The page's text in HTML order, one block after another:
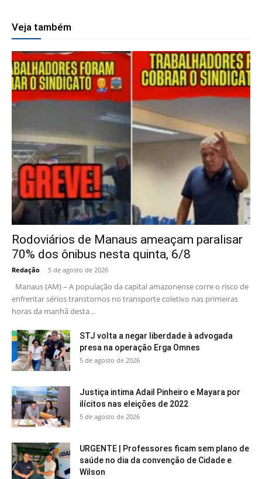
Veja também
Rodoviários de Manaus ameaçam paralisar
70% dos ônibus nesta quinta, 6/8
Redação - 5 de agosto de 2026
Manaus (AM) – A população da capital amazonense corre o risco de
enfrentar sérios transtornos no transporte coletivo nas primeiras
horas da manhã desta...
STJ volta a negar liberdade à advogada
presa na operação Erga Omnes
5 de agosto de 2026
Justiça intima Adail Pinheiro e Mayara por
ilícitos nas eleições de 2022
5 de agosto de 2026
URGENTE | Professores ficam sem plano de
saúde no dia da convenção de Cidade e
Wilson